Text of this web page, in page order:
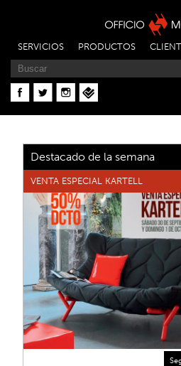
SERVICIOS PRODUCTOS
Destacado de la semana
VENTA ESPECIAL KARTELL